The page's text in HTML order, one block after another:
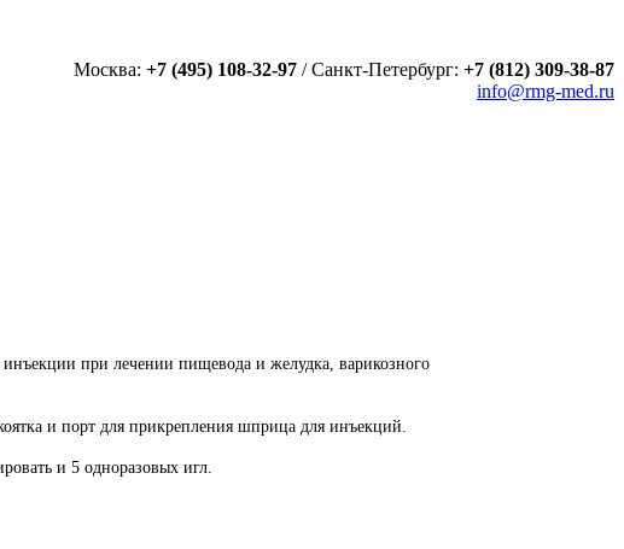
Москва: +7 (495) 108-32-97 / Санкт-Петербург: +7 (812) 309-38-87
info@rmg-med.ru
при лечении пищевода и желудка, варикозного
и порт для прикрепления шприца для инъекций.
и 5 одноразовых игл.